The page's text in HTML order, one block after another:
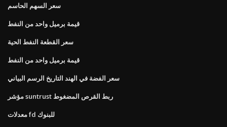
سعر السهم الحاسم
قيمة برميل واحد من النفط
سعر القطعة النفط الحية
قيمة برميل واحد من النفط
سعر الفضة في الهند التاريخ الرسم البياني
مؤشر suntrust ربط القرص المضغوط
معدلات fd للبنوك